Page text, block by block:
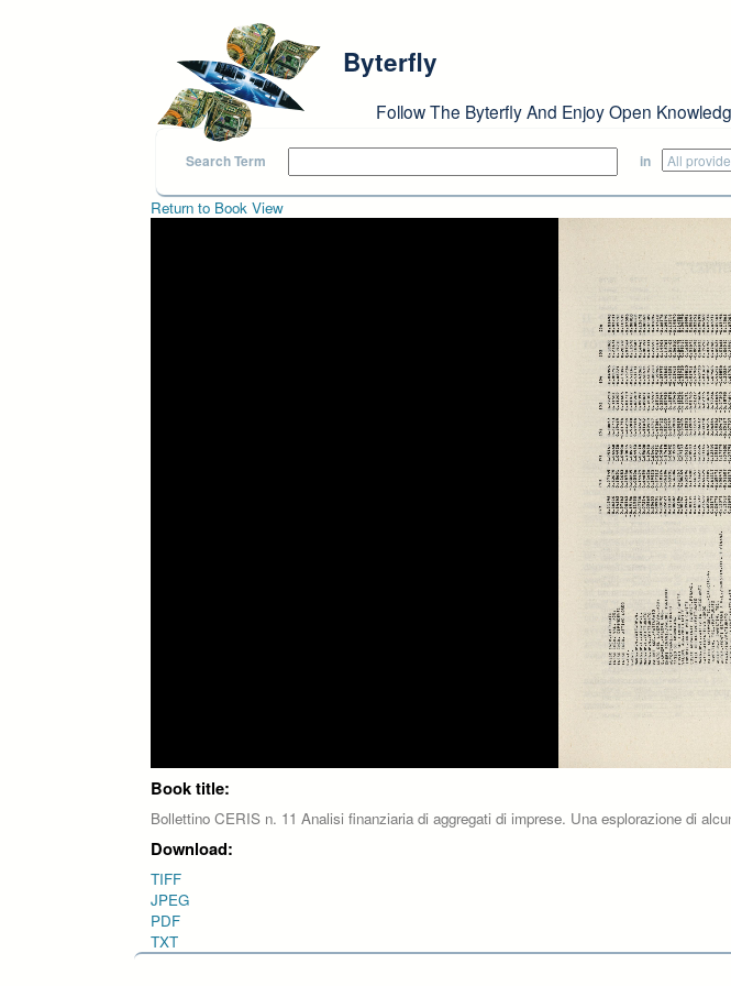
Byterfly
Follow The Byterfly And Enjoy Open
Search Term in
Return to Book View
Book title:
Bollettino CERIS n. 11 Analisi finanziaria di aggregati di imprese. Una esplorazione di
Download:
TIFF
JPEG
PDF
TXT